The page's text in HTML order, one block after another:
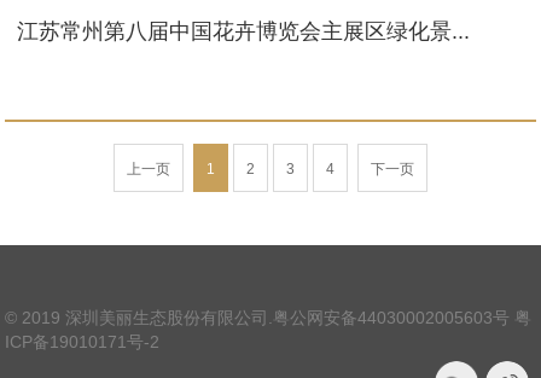
江苏常州第八届中国花卉博览会主展区绿化景...
上一页 1 2 3 4 下一页
© 2019 深圳美丽生态股份有限公司. 粤公网安备44030002005603号 粤
ICP备19010171号-2